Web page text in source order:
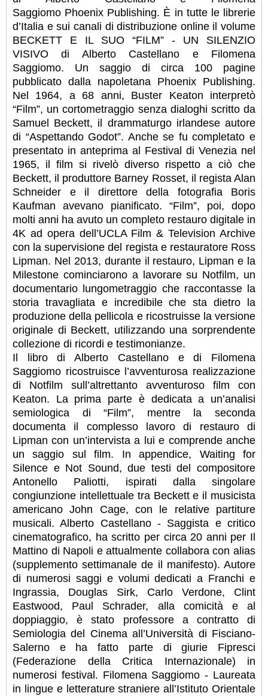
Saggiomo Phoenix Publishing. È in tutte le librerie
d’Italia e sui canali di distribuzione online il volume
BECKETT E IL SUO “FILM” - UN SILENZIO
VISIVO di Alberto Castellano e Filomena
Saggiomo. Un saggio di circa 100 pagine
pubblicato dalla napoletana Phoenix Publishing.
Nel 1964, a 68 anni, Buster Keaton interpretò
“Film”, un cortometraggio senza dialoghi scritto da
Samuel Beckett, il drammaturgo irlandese autore
di “Aspettando Godot”. Anche se fu completato e
presentato in anteprima al Festival di Venezia nel
1965, il film si rivelò diverso rispetto a ciò che
Beckett, il produttore Barney Rosset, il regista Alan
Schneider e il direttore della fotografia Boris
Kaufman avevano pianificato. “Film”, poi, dopo
molti anni ha avuto un completo restauro digitale in
4K ad opera dell’UCLA Film & Television Archive
con la supervisione del regista e restauratore Ross
Lipman. Nel 2013, durante il restauro, Lipman e la
Milestone cominciarono a lavorare su Notfilm, un
documentario lungometraggio che raccontasse la
storia travagliata e incredibile che sta dietro la
produzione della pellicola e ricostruisse la versione
originale di Beckett, utilizzando una sorprendente
collezione di ricordi e testimonianze.
Il libro di Alberto Castellano e di Filomena
Saggiomo ricostruisce l’avventurosa realizzazione
di Notfilm sull’altrettanto avventuroso film con
Keaton. La prima parte è dedicata a un’analisi
semiologica di “Film”, mentre la seconda
documenta il complesso lavoro di restauro di
Lipman con un’intervista a lui e comprende anche
un saggio sul film. In appendice, Waiting for
Silence e Not Sound, due testi del compositore
Antonello Paliotti, ispirati dalla singolare
congiunzione intellettuale tra Beckett e il musicista
americano John Cage, con le relative partiture
musicali. Alberto Castellano - Saggista e critico
cinematografico, ha scritto per circa 20 anni per Il
Mattino di Napoli e attualmente collabora con alias
(supplemento settimanale de il manifesto). Autore
di numerosi saggi e volumi dedicati a Franchi e
Ingrassia, Douglas Sirk, Carlo Verdone, Clint
Eastwood, Paul Schrader, alla comicità e al
doppiaggio, è stato professore a contratto di
Semiologia del Cinema all’Università di Fisciano-
Salerno e ha fatto parte di giurie Fipresci
(Federazione della Critica Internazionale) in
numerosi festival. Filomena Saggiomo - Laureata
in lingue e letterature straniere all’Istituto Orientale